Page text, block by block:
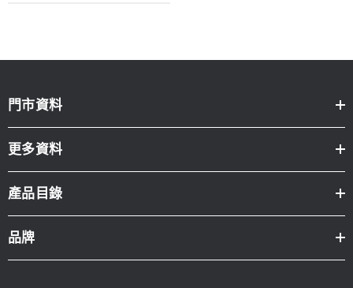
門市資料
更多資料
產品目錄
品牌